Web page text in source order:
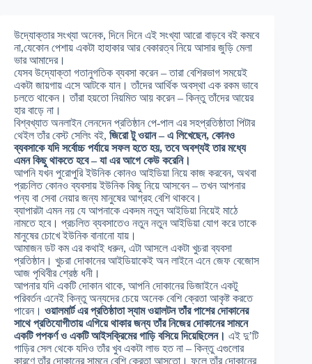
উদ্যোক্তার সংখ্যা অনেক, দিনে দিনে এই সংখ্যা আরো বাড়বে বই কমবে
না,যেকোন পেশায় একটা হাহাকার আর বেকারত্ব নিয়ে আসার জুড়ি মেলা
ভার আমাদের।
যেসব উদ্যোক্তা গতানুগতিক ব্যবসা করেন – তারা বেশিরভাগ সময়েই
একটা জায়গায় এসে আটকে যান। তাঁদের আর্থিক অবস্থা এক রকম ভাবে
চলতে থাকেন। তাঁরা হয়তো নিয়মিত আয় করেন – কিন্তু তাঁদের আয়ের
হার বাড়ে না।
বিশ্বখ্যাত অনলাইন লেনদেন প্রতিষ্ঠান পে-পাল এর সহপ্রতিষ্ঠাতা পিটার
থেইল তাঁর বেস্ট সেলিং বই, জিরো টু ওয়ান – এ লিখেছেন, কোনও
ব্যবসাকে যদি সর্বোচ্চ পর্যায়ে সফল হতে হয়, তবে অবশ্যই তার মধ্যে
এমন কিছু থাকতে হবে – যা এর আগে কেউ করেনি।
আপনি যখন পুরোপুরি ইউনিক কোনও আইডিয়া নিয়ে কাজ করবেন, অথবা
প্রচলিত কোনও ব্যবসায় ইউনিক কিছু নিয়ে আসবেন – তখন আপনার
পন্য বা সেবা নেয়ার জন্য মানুষের আগ্রহ বেশি থাকবে।
ব্যাপারটা এমন নয় যে আপনাকে একদম নতুন আইডিয়া নিয়েই মাঠে
নামতে হবে। প্রচলিত ব্যবসাতেও নতুন নতুন আইডিয়া যোগ করে তাকে
মানুষের চোখে ইউনিক বানানো যায়।
আমাজন ডট কম এর কথাই ধরুন, এটা আসলে একটা খুচরা ব্যবসা
প্রতিষ্ঠান। খুচরা দোকানের আইডিয়াকেই অন লাইনে এনে জেফ বেজোস
আজ পৃথিবীর শ্রেষ্ঠ ধনী।
আপনার যদি একটি দোকান থাকে, আপনি দোকানের ডিজাইনে একটু
পরিবর্তন এনেই কিন্তু অন্যদের চেয়ে অনেক বেশি ক্রেতা আকৃষ্ট করতে
পারেন। ওয়ালমার্ট এর প্রতিষ্ঠাতা স্যাম ওয়ালটন তাঁর পাশের দোকানের
সাথে প্রতিযোগীতায় এগিয়ে থাকার জন্য তাঁর নিজের দোকানের সামনে
একটি পপকর্ণ ও একটি আইসক্রিমের গাড়ি বসিয়ে দিয়েছিলেন। এই দু’টি
গাড়ির সেল থেকে যদিও তাঁর খুব একটা লাভ হত না – কিন্তু এগুলোর
কারণে তাঁর দোকানের সামনে বেশি ক্রেতা আসতো। ফলে তাঁর দোকানের